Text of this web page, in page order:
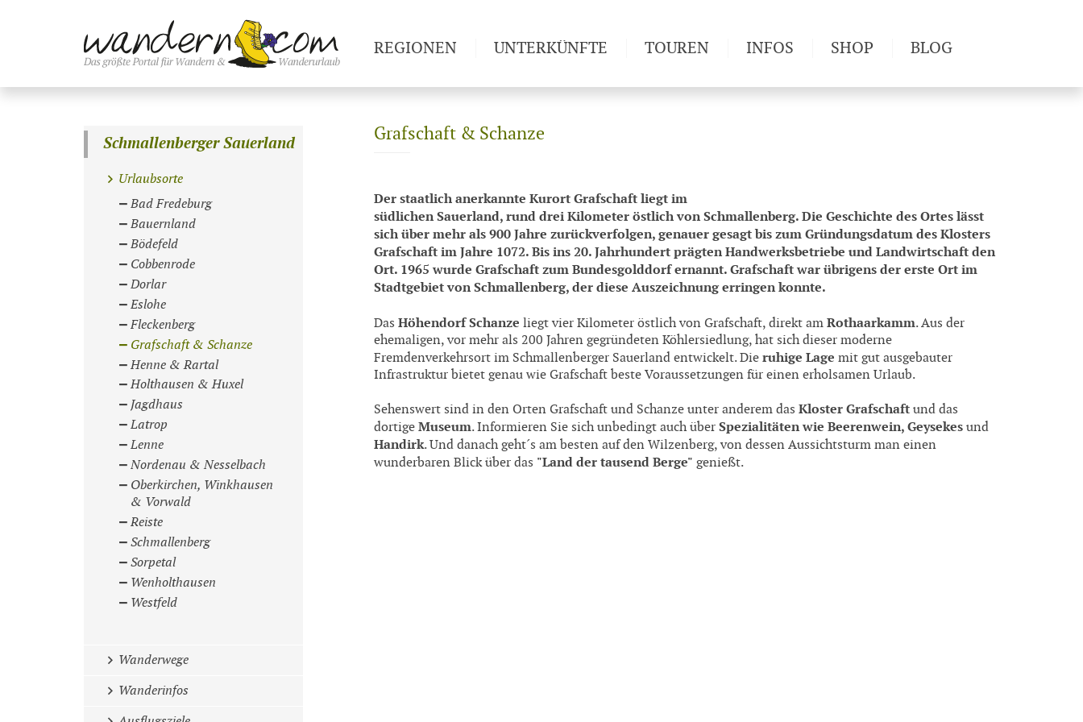
Grafschaft & Schanze
Der staatlich anerkannte Kurort Grafschaft liegt im
südlichen Sauerland, rund drei Kilometer östlich von Schmallenberg. Die Geschichte des Ortes lässt
sich über mehr als 900 Jahre zurückverfolgen, genauer gesagt bis zum Gründungsdatum des Klosters
Grafschaft im Jahre 1072. Bis ins 20. Jahrhundert prägten Handwerksbetriebe und Landwirtschaft den
Ort. 1965 wurde Grafschaft zum Bundesgolddorf ernannt. Grafschaft war übrigens der erste Ort im
Stadtgebiet von Schmallenberg, der diese Auszeichnung erringen konnte.
Das Höhendorf Schanze liegt vier Kilometer östlich von Grafschaft, direkt am Rothaarkamm. Aus der
ehemaligen, vor mehr als 200 Jahren gegründeten Köhlersiedlung, hat sich dieser moderne
Fremdenverkehrsort im Schmallenberger Sauerland entwickelt. Die ruhige Lage mit gut ausgebauter
Infrastruktur bietet genau wie Grafschaft beste Voraussetzungen für einen erholsamen Urlaub.
Sehenswert sind in den Orten Grafschaft und Schanze unter anderem das Kloster Grafschaft und das
dortige Museum. Informieren Sie sich unbedingt auch über Spezialitäten wie Beerenwein, Geysekes und
Handirk. Und danach geht´s am besten auf den Wilzenberg, von dessen Aussichtsturm man einen
wunderbaren Blick über das "Land der tausend Berge" genießt.
Schmallenberger Sauerland
Urlaubsorte
Bad Fredeburg
Bauernland
Bödefeld
Cobbenrode
Dorlar
Eslohe
Fleckenberg
Grafschaft & Schanze
Henne & Rartal
Holthausen & Huxel
Jagdhaus
Latrop
Lenne
Nordenau & Nesselbach
Oberkirchen, Winkhausen
& Vorwald
Reiste
Schmallenberg
Sorpetal
Wenholthausen
Westfeld
Wanderwege
Wanderinfos
REGIONEN UNTERKÜNFTE TOUREN INFOS
Newsletter
SHOP BLOG